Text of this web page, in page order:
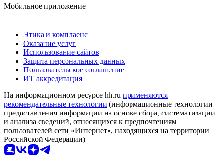
Мобильное приложение
Этика и комплаенс
Оказание услуг
Использование сайтов
Защита персональных данных
Пользовательское соглашение
ИТ аккредитация
На информационном ресурсе hh.ru применяются
рекомендательные технологии (информационные технологии
предоставления информации на основе сбора, систематизации
и анализа сведений, относящихся к предпочтениям
пользователей сети «Интернет», находящихся на территории
Российской Федерации)